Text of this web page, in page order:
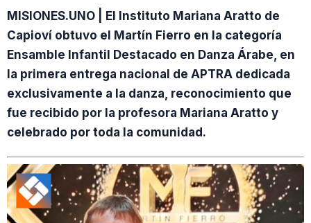
MISIONES.UNO | El Instituto Mariana Aratto de
Capioví obtuvo el Martín Fierro en la categoría
Ensamble Infantil Destacado en Danza Árabe, en
la primera entrega nacional de APTRA dedicada
exclusivamente a la danza, reconocimiento que
fue recibido por la profesora Mariana Aratto y
celebrado por toda la comunidad.